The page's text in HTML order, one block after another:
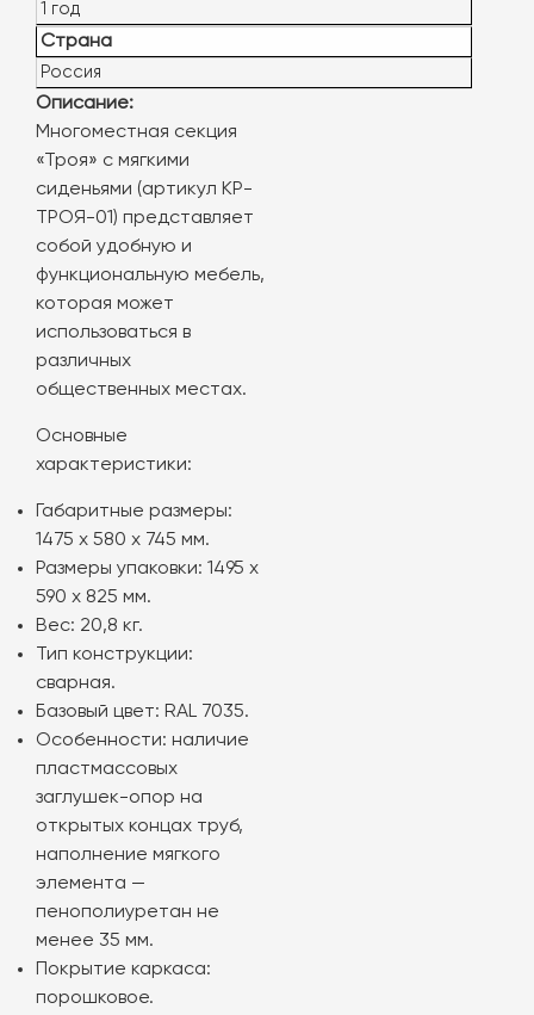
1 год
Страна
Россия
Описание:
Многоместная секция
«Троя» с мягкими
сиденьями (артикул КР-
ТРОЯ-01) представляет
собой удобную и
функциональную мебель,
которая может
использоваться в
различных
общественных местах.
Основные
характеристики:
Габаритные размеры:
1475 х 580 х 745 мм.
Размеры упаковки: 1495 х
590 х 825 мм.
Вес: 20,8 кг.
Тип конструкции:
сварная.
Базовый цвет: RAL 7035.
Особенности: наличие
пластмассовых
заглушек-опор на
открытых концах труб,
наполнение мягкого
элемента —
пенополиуретан не
менее 35 мм.
Покрытие каркаса:
порошковое.